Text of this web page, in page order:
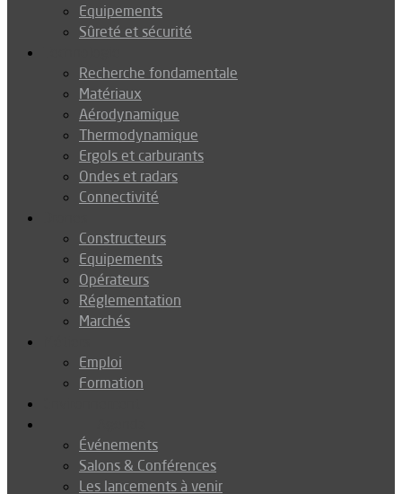
Equipements
Sûreté et sécurité
Recherche fondamentale
Matériaux
Aérodynamique
Thermodynamique
Ergols et carburants
Ondes et radars
Connectivité
Constructeurs
Equipements
Opérateurs
Réglementation
Marchés
Emploi
Formation
Événements
Salons & Conférences
Les lancements à venir